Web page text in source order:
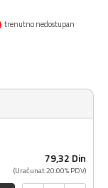
trenutno nedostupan
79,32 Din
(Uračunat 20.00% PDV)